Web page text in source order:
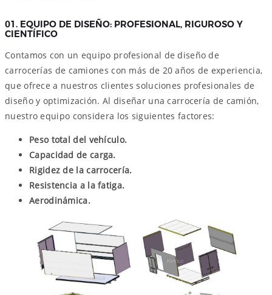
01. EQUIPO DE DISEÑO: PROFESIONAL, RIGUROSO Y
CIENTÍFICO
Contamos con un equipo profesional de diseño de
carrocerías de camiones con más de 20 años de experiencia,
que ofrece a nuestros clientes soluciones profesionales de
diseño y optimización. Al diseñar una carrocería de camión,
nuestro equipo considera los siguientes factores:
Peso total del vehículo.
Capacidad de carga.
Rigidez de la carrocería.
Resistencia a la fatiga.
Aerodinámica.